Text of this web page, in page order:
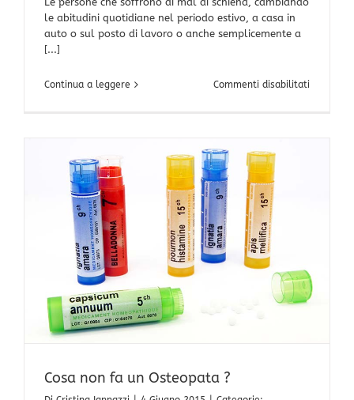
le abitudini quotidiane nel periodo estivo, a casa in
auto o sul posto di lavoro o anche semplicemente a
[...]
Continua a leggere Commenti disabilitatisu
Cosa non fa un Osteopata ?